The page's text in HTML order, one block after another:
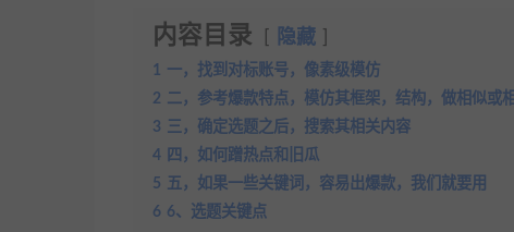
内容目录 隐藏
1
一，找到对标账号，像素级模仿
2 二，参考爆款特点，模仿其框架，结构，做相似或
3
三，确定选题之后，搜索其相关内容
4 四，如何蹭热点和旧瓜
5
五，如果一些关键词，容易出爆款，我们就要用
6 6、选题关键点